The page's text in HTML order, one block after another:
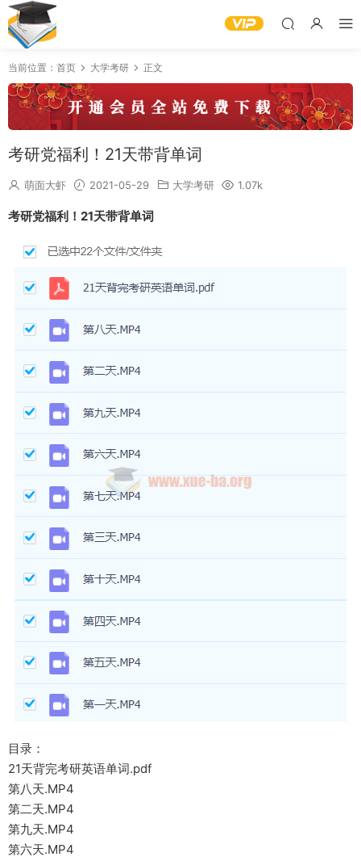
当前位置： 首页 大学考研 正文
考研党福利！21天带背单词
萌面大虾 2021-05-29 大学考研 1.07k
考研党福利！21天带背单词
目录：
21天背完考研英语单词.pdf
第八天.MP4
第二天.MP4
第九天.MP4
第六天.MP4